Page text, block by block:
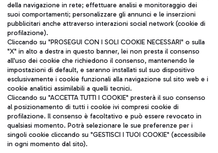
Pizza
Autobus
Scopri le linee di autobus per raggiungere l'aeroporto
Leonardo Da Vinci.
Ristoranti
ITA
Aeroporti di Roma S.p.A. - Società soggetta a direzione e
coordinamento di Mundys S.p.A.
Codice fiscale e Registro delle Imprese di Roma 13032990155 P.
IVA 06572251004
Capitale sociale 62.224.743,00 int. vers.
Sede legale: Via Pier Paolo Racchetti 1 - 00054 Fiumicino (RM)
telefono +39 06 65951
della navigazione in rete; effettuare analisi e monitoraggio dei
suoi comportamenti; personalizzare gli annunci e le inserzioni
pubblicitari anche attraverso interazioni social network (cookie di
profilazione).
Cliccando su "PROSEGUI CON I SOLI COOKIE NECESSARI" o sulla
"X" in alto a destra in questo banner, lei non presta il consenso
all'uso dei cookie che richiedono il consenso, mantenendo le
impostazioni di default, e saranno installati sul suo dispositivo
esclusivamente i cookie funzionali alla navigazione sul sito web e i
cookie analitici assimilabili a quelli tecnici.
Cliccando su "ACCETTA TUTTI I COOKIE" presterà il suo consenso
al posizionamento di tutti i cookie ivi compresi cookie di
profilazione. Il consenso è facoltativo e può essere revocato in
qualsiasi momento. Potrà selezionare le sue preferenze per i
singoli cookie cliccando su "GESTISCI I TUOI COOKIE" (accessibile
in ogni momento dal sito).